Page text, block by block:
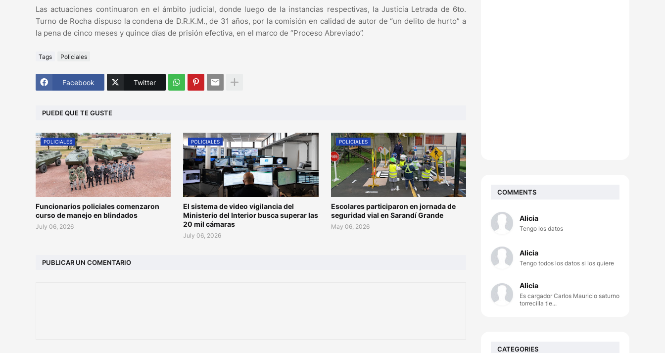
Las actuaciones continuaron en el ámbito judicial, donde luego de la instancias respectivas, la Justicia Letrada de 6to.
Turno de Rocha dispuso la condena de D.R.K.M., de 31 años, por la comisión en calidad de autor de “un delito de hurto” a
la pena de cinco meses y quince días de prisión efectiva, en el marco de “Proceso Abreviado”.
Tags Policiales
Facebook Twitter
PUEDE QUE TE GUSTE
POLICIALES
Funcionarios policiales comenzaron
curso de manejo en blindados
July 06, 2026
POLICIALES
El sistema de video vigilancia del
Ministerio del Interior busca superar las
20 mil cámaras
July 06, 2026
POLICIALES
Escolares participaron en jornada de
seguridad vial en Sarandí Grande
May 06, 2026
PUBLICAR UN COMENTARIO
COMMENTS
Alicia
Tengo los datos
Alicia
Tengo todos los datos si los quiere
Alicia
Es cargador Carlos Mauricio saturno
torrecilla tie...
CATEGORIES